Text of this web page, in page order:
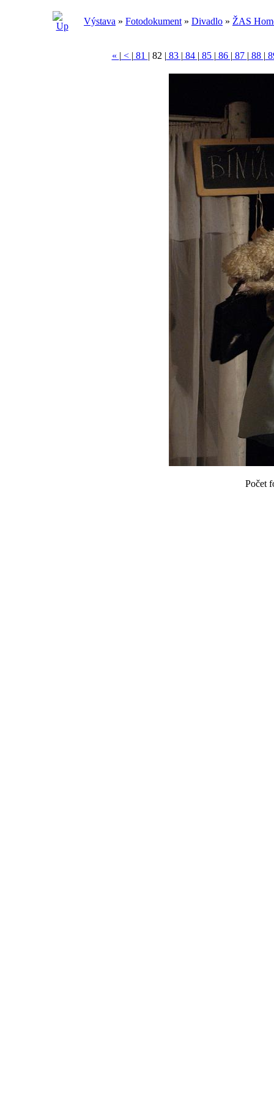
Výstava » Fotodokument » Divadlo » ŽAS
« | < | 81 | 82 | 83 | 84 | 85 | 86 | 87 | 88 |
Počet